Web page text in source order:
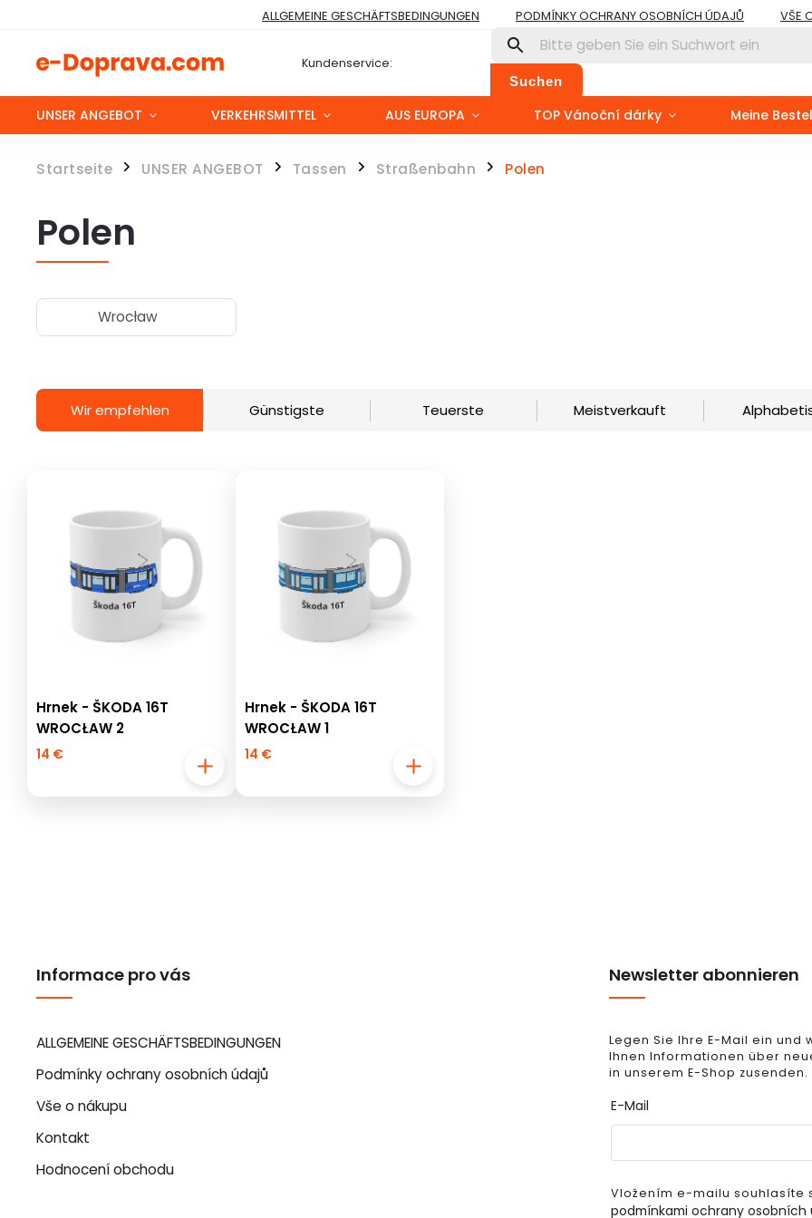
ALLGEMEINE GESCHÄFTSBEDINGUNGEN PODMÍNKY OCHRANY OSOBNÍCH ÚDAJŮ VŠE
Kundenservice:
Suchen
UNSER ANGEBOT VERKEHRSMITTEL AUS EUROPA TOP Vánoční dárky Meine
Startseite / UNSER ANGEBOT / Tassen / Straßenbahn / Polen
Polen
Wrocław
Wir empfehlen Günstigste Teuerste Meistverkauft
Hrnek - ŠKODA 16T
WROCŁAW 2
14 €
Hrnek - ŠKODA 16T
WROCŁAW 1
14 €
Informace pro vás
ALLGEMEINE GESCHÄFTSBEDINGUNGEN
Podmínky ochrany osobních údajů
Vše o nákupu
Kontakt
Hodnocení obchodu
Newsletter abonnieren
Legen Sie Ihre E-Mail ein und
Ihnen Informationen über
in unserem E-Shop zusenden.
E-Mail
Vložením e-mailu souhlasíte
podmínkami ochrany osobních